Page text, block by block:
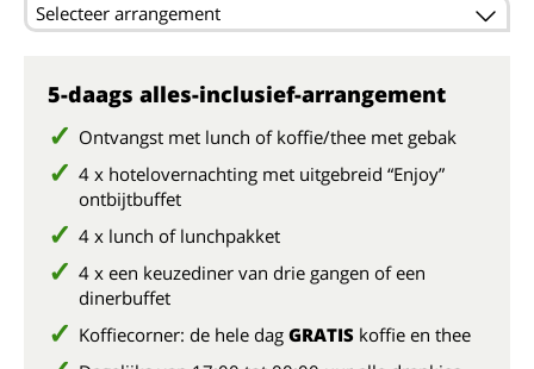
Selecteer arrangement
5-daags alles-inclusief-arrangement
Ontvangst met lunch of koffie/thee met gebak
4 x hotelovernachting met uitgebreid “Enjoy”
ontbijtbuffet
4 x lunch of lunchpakket
4 x een keuzediner van drie gangen of een
dinerbuffet
Koffiecorner: de hele dag GRATIS koffie en thee